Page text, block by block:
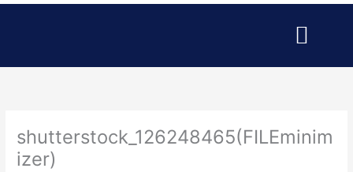
Ir
shutterstock_126248465(FILEminim
izer)